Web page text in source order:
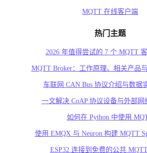
MQTT 在线客户端
热门主题
2026 年值得尝试的 7 个 MQTT
MQTT Broker：工作原理、相关产品
车联网 CAN Bus 协议介绍与数据
一文解决 CoAP 协议设备与外部网
如何在 Python 中使用
使用 EMQX 与 Neuron 构建 MQTT
ESP32 连接到免费的公共